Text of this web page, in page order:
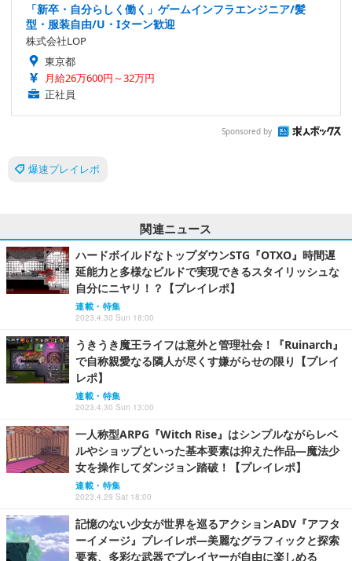
「新卒・自分らしく働く」ゲームインフラエンジニア/髪
型・服装自由/U・Iターン歓迎
株式会社LOP
東京都
月給26万600円～32万円
正社員
Sponsored by
爆速プレイレポ
関連ニュース
ハードボイルドなトップダウンSTG『OTXO』時間遅
延能力と多様なビルドで実現できるスタイリッシュな
自分にニヤリ！？【プレイレポ】
連載・特集
2023.4.30 Sun 18:00
うきうき魔王ライフは意外と管理社会！『Ruinarch』
で自称親愛なる隣人が尽くす嫌がらせの限り【プレイ
レポ】
連載・特集
2023.4.30 Sun 13:00
一人称型ARPG『Witch Rise』はシンプルながらレベ
ルやショップといった基本要素は抑えた作品―魔法少
女を操作してダンジョン踏破！【プレイレポ】
連載・特集
2023.4.29 Sat 18:00
記憶のない少女が世界を巡るアクションADV『アフタ
ーイメージ』プレイレポ―美麗なグラフィックと探索
要素、多彩な武器でプレイヤーが自由に楽しめる